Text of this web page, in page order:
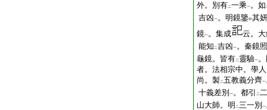
外。別有二一乘一。如
吉凶一。明鏡鑒中其
鏡一。集成
云。
能知 二吉凶一。秦鏡照
龜鏡。皆有二 靈驗一
者。法相宗中。學
尚。製 二五教義分齊一
十義差別 一。都引 二
山大師。明 二三一別 一